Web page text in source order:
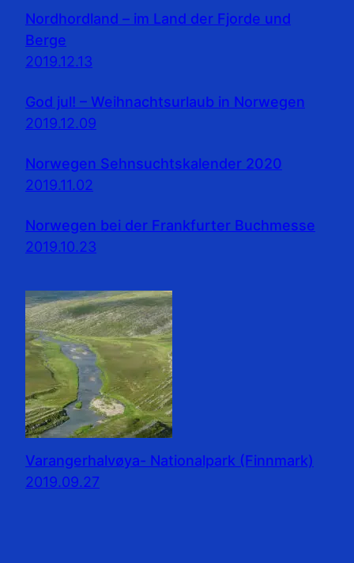
Nordhordland – im Land der Fjorde und
Berge
2019.12.13
God jul! – Weihnachtsurlaub in Norwegen
2019.12.09
Norwegen Sehnsuchtskalender 2020
2019.11.02
Norwegen bei der Frankfurter Buchmesse
2019.10.23
Varangerhalvøya- Nationalpark (Finnmark)
2019.09.27